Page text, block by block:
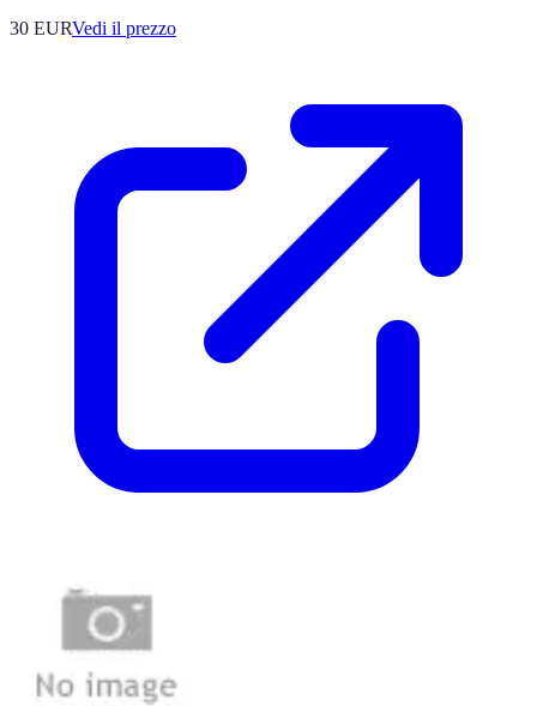
30 EURVedi il prezzo